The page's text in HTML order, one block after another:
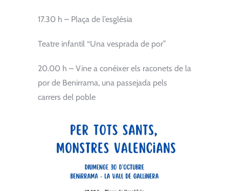
17.30 h – Plaça de l’església
Teatre infantil “Una vesprada de por”
20.00 h – Vine a conéixer els raconets de la
por de Benirrama, una passejada pels
carrers del poble